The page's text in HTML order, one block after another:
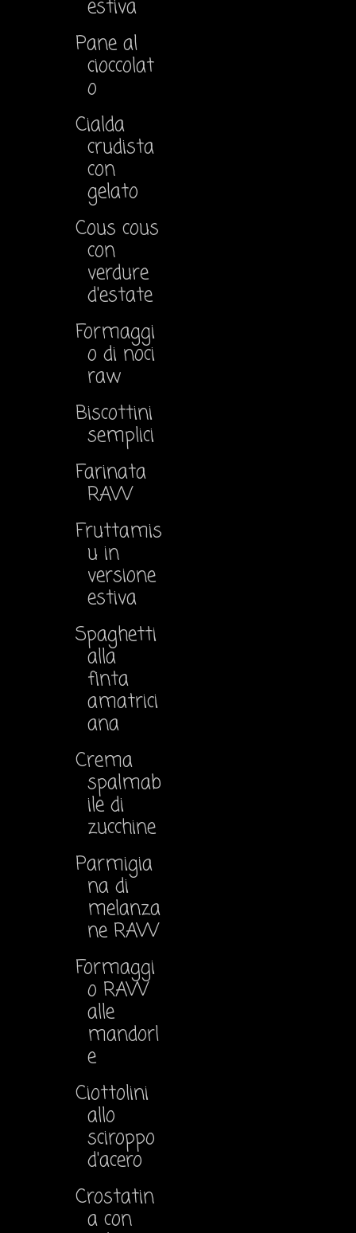
estiva
Pane al
cioccolat
o
Cialda
crudista
con
gelato
Cous cous
con
verdure
d'estate
Formaggi
o di noci
raw
Biscottini
semplici
Farinata
RAW
Fruttamis
u in
versione
estiva
Spaghetti
alla
finta
amatrici
ana
Crema
spalmab
ile di
zucchine
Parmigia
na di
melanza
ne RAW
Formaggi
o RAW
alle
mandorl
e
Ciottolini
allo
sciroppo
d'acero
Crostatin
a con